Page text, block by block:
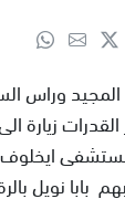
المجيد وراس
بابا نويل